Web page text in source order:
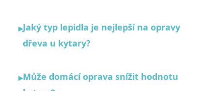
▸Jaký typ lepidla je nejlepší na opravy
dřeva u kytary?
▸Může domácí oprava snížit hodnotu